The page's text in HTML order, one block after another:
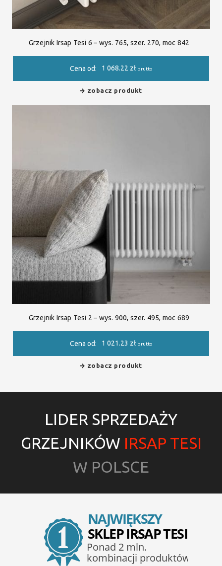
Grzejnik Irsap Tesi 6 – wys. 765, szer. 270, moc 842
Cena od: 1 068.22 zł brutto
zobacz produkt
Grzejnik Irsap Tesi 2 – wys. 900, szer. 495, moc 689
Cena od: 1 021.23 zł brutto
zobacz produkt
LIDER SPRZEDAŻY
GRZEJNIKÓW IRSAP TESI
W POLSCE